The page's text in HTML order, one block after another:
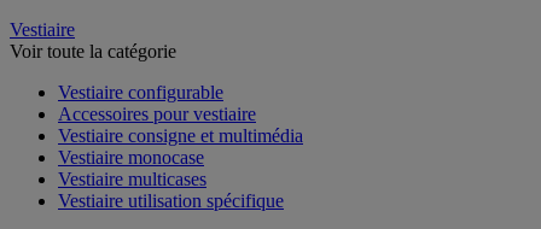
Vestiaire
Voir toute la catégorie
Vestiaire configurable
Accessoires pour vestiaire
Vestiaire consigne et multimédia
Vestiaire monocase
Vestiaire multicases
Vestiaire utilisation spécifique